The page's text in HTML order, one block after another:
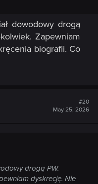
dowodowy drogą
Zapewniam
biografii. Co
#20
May 25, 2026
drogą PW.
dyskrecję. Nie